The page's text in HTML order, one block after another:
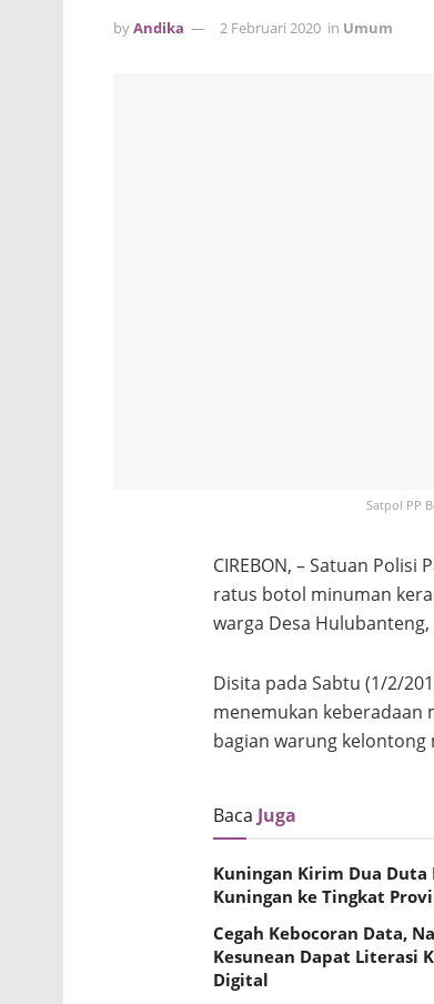
byAndika 2 Februari 2020 in Umum
Satpol PP
CIREBON, – Satuan
ratus botol minuman
warga Desa
Disita pada Sabtu (1/2/
menemukan keberadaan
bagian warung kelontong
Baca Juga
Kuningan Kirim Dua Duta
Kuningan ke Tingkat
Cegah Kebocoran Data,
Kesunean Dapat Literasi
Digital